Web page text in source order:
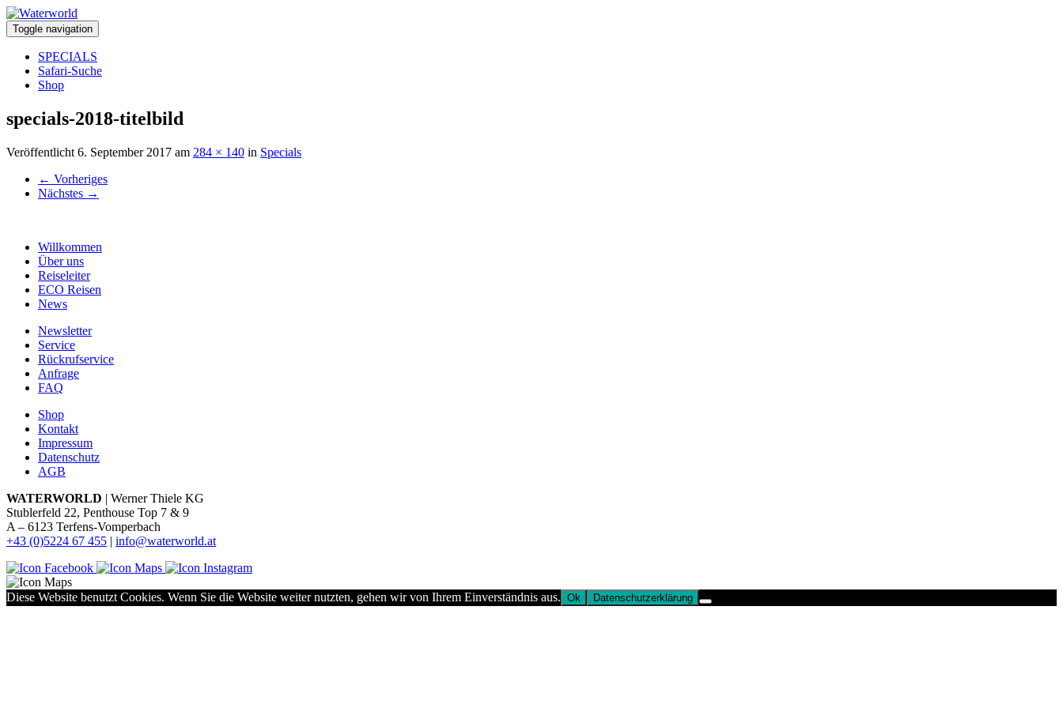
Toggle navigation
SPECIALS
Safari-Suche
Shop
specials-2018-titelbild
Veröffentlicht 6. September 2017 am 284 × 140 in Specials
← Vorheriges
Nächstes →
Willkommen
Über uns
Reiseleiter
ECO Reisen
News
Newsletter
Service
Rückrufservice
Anfrage
FAQ
Shop
Kontakt
Impressum
Datenschutz
AGB
WATERWORLD | Werner Thiele KG
Stublerfeld 22, Penthouse Top 7 & 9
A – 6123 Terfens-Vomperbach
+43 (0)5224 67 455 | info@waterworld.at
Diese Website benutzt Cookies. Wenn Sie die Website weiter nutzten, gehen wir von Ihrem Einverständnis aus. Ok Datenschutzerklärung